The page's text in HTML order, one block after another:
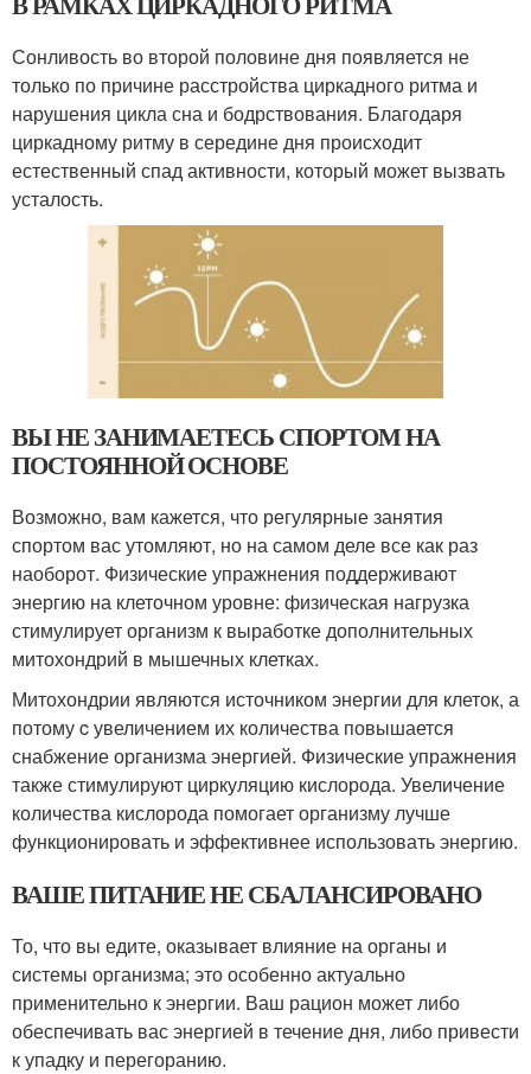
Сонливость во второй половине дня появляется не
только по причине расстройства циркадного ритма и
нарушения цикла сна и бодрствования. Благодаря
циркадному ритму в середине дня происходит
естественный спад активности, который может вызвать
усталость.
ВЫ НЕ ЗАНИМАЕТЕСЬ СПОРТОМ НА
ПОСТОЯННОЙ ОСНОВЕ
Возможно, вам кажется, что регулярные занятия
спортом вас утомляют, но на самом деле все как раз
наоборот. Физические упражнения поддерживают
энергию на клеточном уровне: физическая нагрузка
стимулирует организм к выработке дополнительных
митохондрий в мышечных клетках.
Митохондрии являются источником энергии для клеток, а
потому c увеличением их количества повышается
снабжение организма энергией. Физические упражнения
также стимулируют циркуляцию кислорода. Увеличение
количества кислорода помогает организму лучше
функционировать и эффективнее использовать энергию.
ВАШЕ ПИТАНИЕ НЕ СБАЛАНСИРОВАНО
То, что вы едите, оказывает влияние на органы и
системы организма; это особенно актуально
применительно к энергии. Ваш рацион может либо
обеспечивать вас энергией в течение дня, либо привести
к упадку и перегоранию.